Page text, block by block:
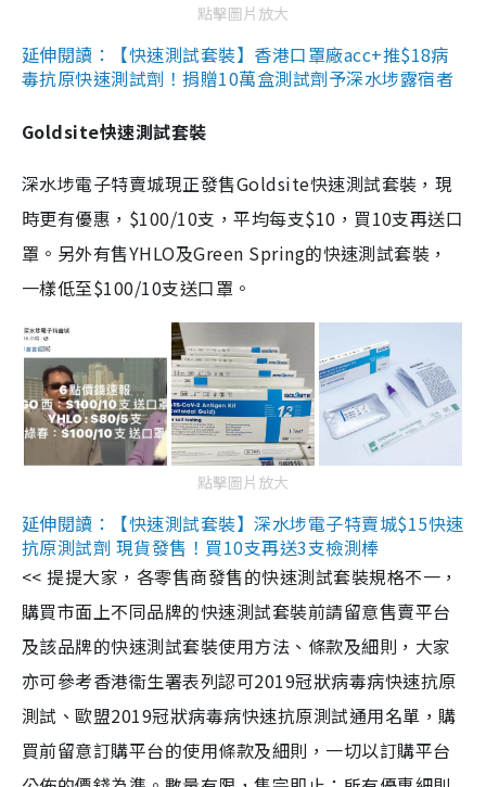
點擊圖片放大
延伸閱讀：【快速測試套裝】香港口罩廠acc+推$18病
毒抗原快速測試劑！捐贈10萬盒測試劑予深水埗露宿者
Goldsite快速測試套裝
深水埗電子特賣城現正發售Goldsite快速測試套裝，現
時更有優惠，$100/10支，平均每支$10，買10支再送口
罩。另外有售YHLO及Green Spring的快速測試套裝，
一樣低至$100/10支送口罩。
點擊圖片放大
延伸閱讀：【快速測試套裝】深水埗電子特賣城$15快速
抗原測試劑 現貨發售！買10支再送3支檢測棒
<< 提提大家，各零售商發售的快速測試套裝規格不一，
購買市面上不同品牌的快速測試套裝前請留意售賣平台
及該品牌的快速測試套裝使用方法、條款及細則，大家
亦可參考香港衞生署表列認可2019冠狀病毒病快速抗原
測試、歐盟2019冠狀病毒病快速抗原測試通用名單，購
買前留意訂購平台的使用條款及細則，一切以訂購平台